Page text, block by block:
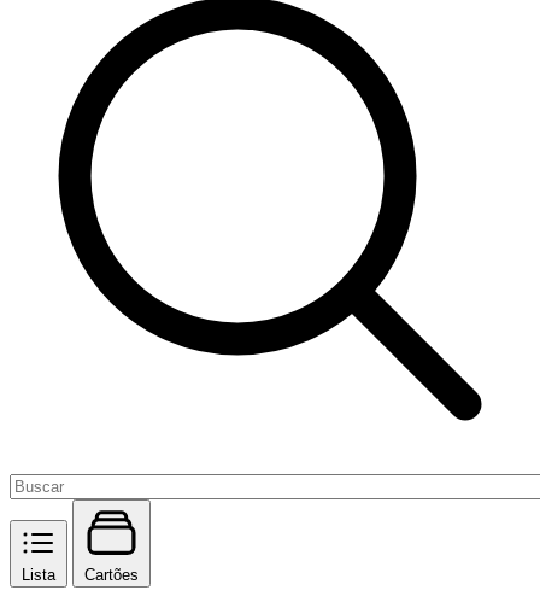
Lista Cartões